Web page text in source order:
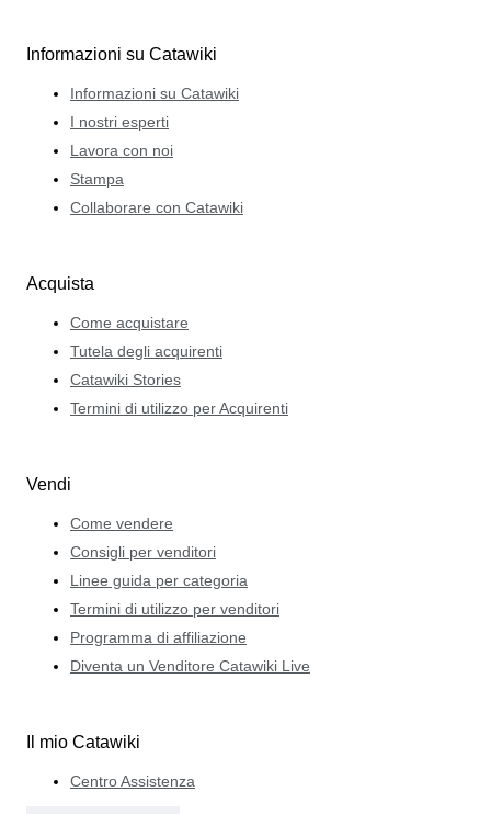
Informazioni su Catawiki
Informazioni su Catawiki
I nostri esperti
Lavora con noi
Stampa
Collaborare con Catawiki
Acquista
Come acquistare
Tutela degli acquirenti
Catawiki Stories
Termini di utilizzo per Acquirenti
Vendi
Come vendere
Consigli per venditori
Linee guida per categoria
Termini di utilizzo per venditori
Programma di affiliazione
Diventa un Venditore Catawiki Live
Il mio Catawiki
Centro Assistenza